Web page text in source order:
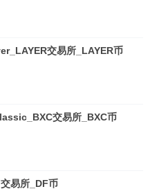
交易所_LAYER币
交易所_BXC币
易所_DF币